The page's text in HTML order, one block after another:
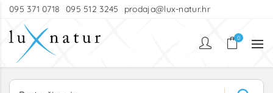
095 371 0718 095 512 3245 prodaja@lux-natur.hr
0